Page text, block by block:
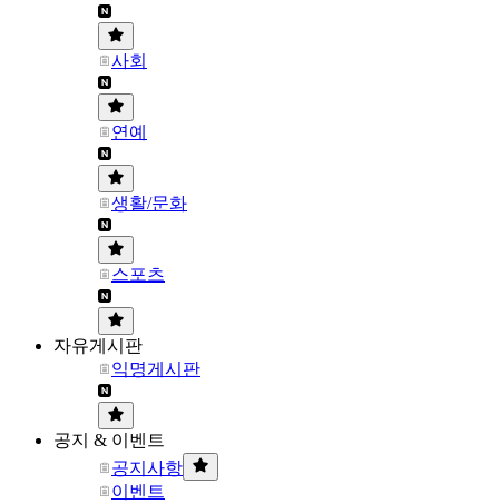
사회
연예
생활/문화
스포츠
자유게시판
익명게시판
공지 & 이벤트
공지사항
이벤트